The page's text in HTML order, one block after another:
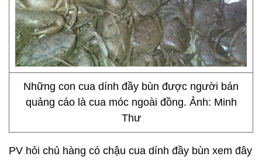
Những con cua dính đầy bùn được người bán
quảng cáo là cua móc ngoài đồng. Ảnh: Minh
Thư
PV hỏi chủ hàng có chậu cua dính đầy bùn xem đây